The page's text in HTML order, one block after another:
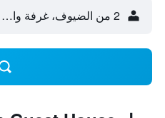
2 من الضيوف، غرفة واحدة